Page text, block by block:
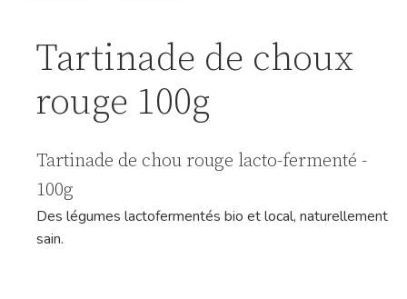
Tartinade de choux
rouge 100g
Tartinade de chou rouge lacto-fermenté -
100g
Des légumes lactofermentés bio et local, naturellement
sain.